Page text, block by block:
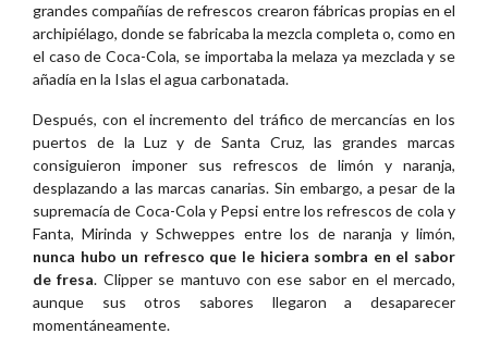
grandes compañías de refrescos crearon fábricas propias en el
archipiélago, donde se fabricaba la mezcla completa o, como en
el caso de Coca-Cola, se importaba la melaza ya mezclada y se
añadía en la Islas el agua carbonatada.
Después, con el incremento del tráfico de mercancías en los
puertos de la Luz y de Santa Cruz, las grandes marcas
consiguieron imponer sus refrescos de limón y naranja,
desplazando a las marcas canarias. Sin embargo, a pesar de la
supremacía de Coca-Cola y Pepsi entre los refrescos de cola y
Fanta, Mirinda y Schweppes entre los de naranja y limón,
nunca hubo un refresco que le hiciera sombra en el sabor
de fresa. Clipper se mantuvo con ese sabor en el mercado,
aunque sus otros sabores llegaron a desaparecer
momentáneamente.